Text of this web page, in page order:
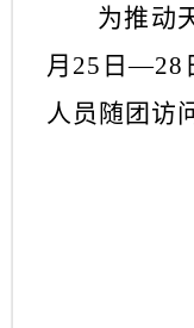
为推动
月25日—28
人员随团访